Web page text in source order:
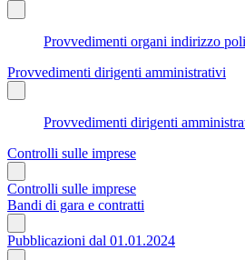
Provvedimenti organi indirizzo
Provvedimenti dirigenti amministrativi
Provvedimenti dirigenti
Controlli sulle imprese
Controlli sulle imprese
Bandi di gara e contratti
Pubblicazioni dal 01.01.2024